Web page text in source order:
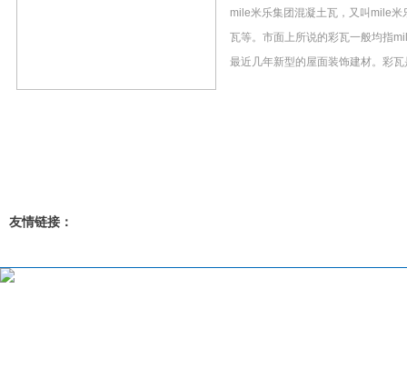
mile米乐集团混凝土瓦，又叫mile米
瓦等。市面上所说的彩瓦一般均指
最近几年新型的屋面装饰建材。彩
友情链接：